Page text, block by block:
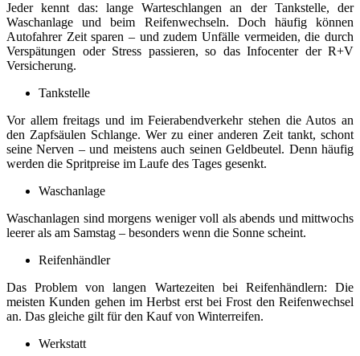
Jeder kennt das: lange Warteschlangen an der Tankstelle, der
Waschanlage und beim Reifenwechseln. Doch häufig können
Autofahrer Zeit sparen – und zudem Unfälle vermeiden, die durch
Verspätungen oder Stress passieren, so das Infocenter der R+V
Versicherung.
Tankstelle
Vor allem freitags und im Feierabendverkehr stehen die Autos an
den Zapfsäulen Schlange. Wer zu einer anderen Zeit tankt, schont
seine Nerven – und meistens auch seinen Geldbeutel. Denn häufig
werden die Spritpreise im Laufe des Tages gesenkt.
Waschanlage
Waschanlagen sind morgens weniger voll als abends und mittwochs
leerer als am Samstag – besonders wenn die Sonne scheint.
Reifenhändler
Das Problem von langen Wartezeiten bei Reifenhändlern: Die
meisten Kunden gehen im Herbst erst bei Frost den Reifenwechsel
an. Das gleiche gilt für den Kauf von Winterreifen.
Werkstatt